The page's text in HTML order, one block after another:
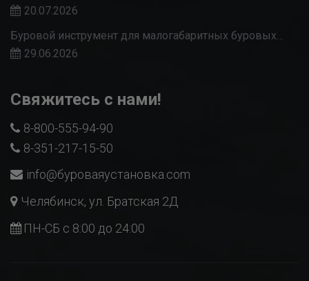
20.07.2026
Буровой инструмент для малогабаритных буровых…
29.06.2026
Свяжитесь с нами!
8-800-555-94-90
8-351-217-15-50
info@буроваяустановка.com
Челябинск, ул. Братская 2Д
ПН-СБ с 8:00 до 24:00